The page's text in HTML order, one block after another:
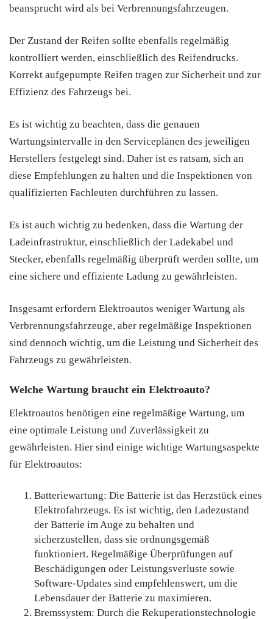
beansprucht wird als bei Verbrennungsfahrzeugen.
Der Zustand der Reifen sollte ebenfalls regelmäßig
kontrolliert werden, einschließlich des Reifendrucks.
Korrekt aufgepumpte Reifen tragen zur Sicherheit und zur
Effizienz des Fahrzeugs bei.
Es ist wichtig zu beachten, dass die genauen
Wartungsintervalle in den Serviceplänen des jeweiligen
Herstellers festgelegt sind. Daher ist es ratsam, sich an
diese Empfehlungen zu halten und die Inspektionen von
qualifizierten Fachleuten durchführen zu lassen.
Es ist auch wichtig zu bedenken, dass die Wartung der
Ladeinfrastruktur, einschließlich der Ladekabel und
Stecker, ebenfalls regelmäßig überprüft werden sollte, um
eine sichere und effiziente Ladung zu gewährleisten.
Insgesamt erfordern Elektroautos weniger Wartung als
Verbrennungsfahrzeuge, aber regelmäßige Inspektionen
sind dennoch wichtig, um die Leistung und Sicherheit des
Fahrzeugs zu gewährleisten.
Welche Wartung braucht ein Elektroauto?
Elektroautos benötigen eine regelmäßige Wartung, um
eine optimale Leistung und Zuverlässigkeit zu
gewährleisten. Hier sind einige wichtige Wartungsaspekte
für Elektroautos:
Batteriewartung: Die Batterie ist das Herzstück eines
Elektrofahrzeugs. Es ist wichtig, den Ladezustand
der Batterie im Auge zu behalten und
sicherzustellen, dass sie ordnungsgemäß
funktioniert. Regelmäßige Überprüfungen auf
Beschädigungen oder Leistungsverluste sowie
Software-Updates sind empfehlenswert, um die
Lebensdauer der Batterie zu maximieren.
Bremssystem: Durch die Rekuperationstechnologie